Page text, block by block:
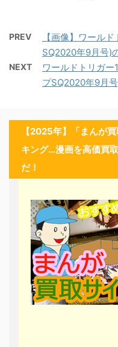
PREV
【画像】ワール
SQ2020年9月号)
NEXT
ワールドトリガ
プSQ2020年9月
【2025年】「まんが
キング…漫画を高価買
だ！